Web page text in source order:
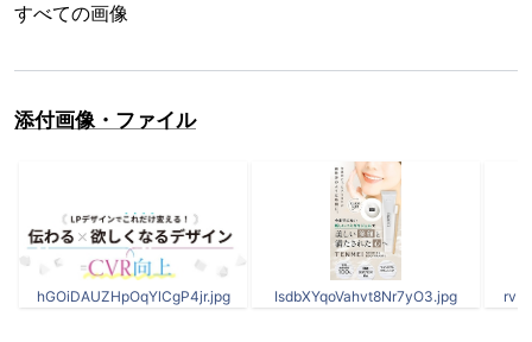
すべての画像
添付画像・ファイル
hGOiDAUZHpOqYlCgP4jr.jpg IsdbXYqoVahvt8Nr7yO3.jpg